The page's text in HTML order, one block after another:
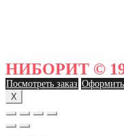
НИБОРИТ ©
Посмотреть заказ Оформить
X